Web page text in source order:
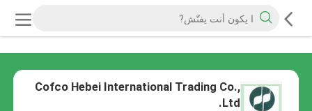
Cofco Hebei International Trading Co.,
Ltd.